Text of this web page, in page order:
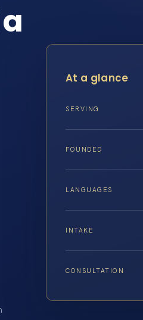
At a glance
SERVING
FOUNDED
LANGUAGES
INTAKE
CONSULTATION